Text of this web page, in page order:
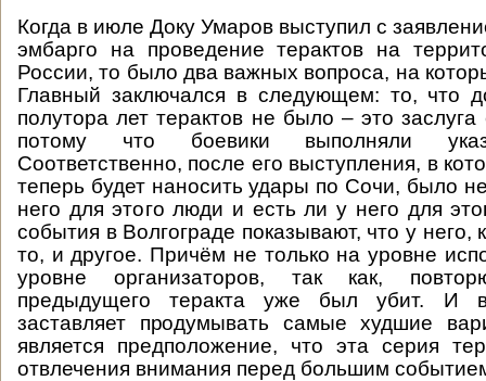
Когда в июле Доку Умаров выступил с
эмбарго на проведение терактов на
России, то было два важных вопроса, на
Главный заключался в следующем: то, что
полутора лет терактов не было – это заслуга
потому что боевики выполняли
Соответственно, после его выступления, в
теперь будет наносить удары по Сочи, было
него для этого люди и есть ли у него для
события в Волгограде показывают, что у него,
то, и другое. Причём не только на уровне
уровне организаторов, так как,
предыдущего теракта уже был убит. И
заставляет продумывать самые худшие
является предположение, что эта серия
отвлечения внимания перед большим